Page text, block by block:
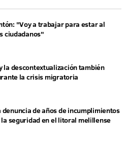
"Voy a trabajar para estar al
ciudadanos"
la descontextualización también
la crisis migratoria
denuncia de años de incumplimientos
la seguridad en el litoral melillense